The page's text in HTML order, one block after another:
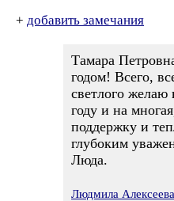
+ добавить замечания
Тамара
годом! Всего,
светлого
году и на
поддержку и
глубоким
Люда.
Людмила